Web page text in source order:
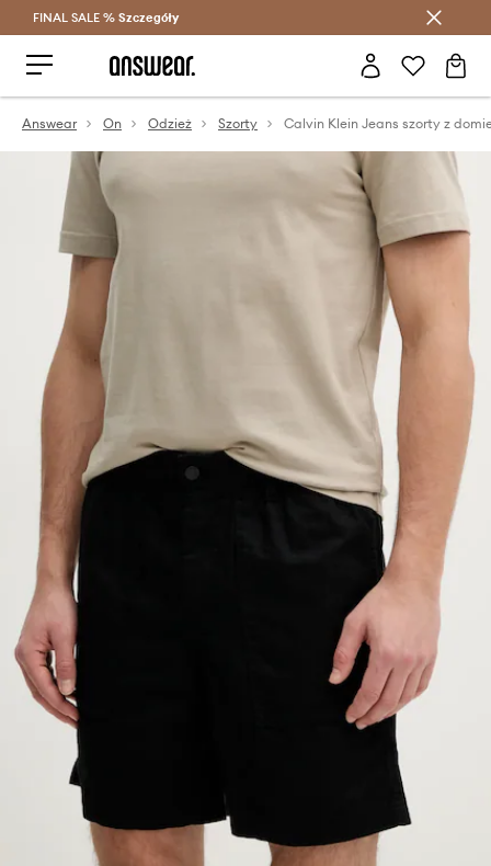
Oszczędzaj z Answear Club >
FINAL SALE % Szczegóły
Answear On Odzież Szorty